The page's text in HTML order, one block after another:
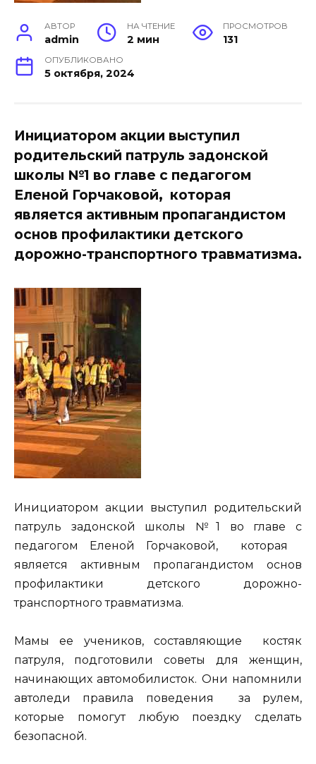
АВТОР
admin
НА ЧТЕНИЕ
2 мин
ПРОСМОТРОВ
131
ОПУБЛИКОВАНО
5 октября, 2024
Инициатором акции выступил
родительский патруль задонской
школы №1 во главе с педагогом
Еленой Горчаковой, которая
является активным пропагандистом
основ профилактики детского
дорожно-транспортного травматизма.
Инициатором акции выступил родительский
патруль задонской школы №1 во главе с
педагогом Еленой Горчаковой, которая
является активным пропагандистом основ
профилактики детского дорожно-
транспортного травматизма.
Мамы ее учеников, составляющие костяк
патруля, подготовили советы для женщин,
начинающих автомобилисток. Они напомнили
автоледи правила поведения за рулем,
которые помогут любую поездку сделать
безопасной.